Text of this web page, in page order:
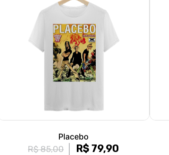
Placebo
R$ 85,00
R$ 79,90